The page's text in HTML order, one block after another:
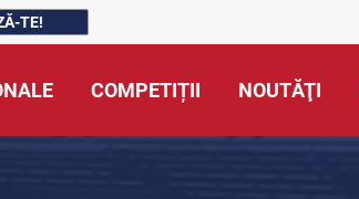
TE!
COMPETIȚII NOUTĂŢI